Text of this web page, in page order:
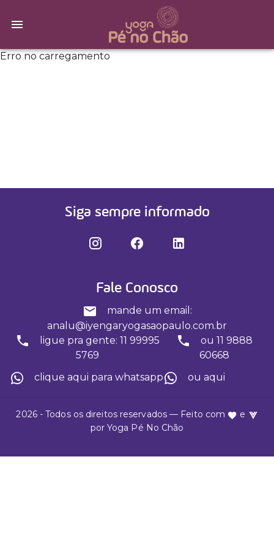
Erro no carregamento
Siga sempre informado
Fale Conosco
mande um email:
analu@iyengaryogasaopaulo.com.br
ligue pra gente: 11 99995
5769
ou 11 9888
60668
clique aqui para whatsapp
ou aqui
2026 - Todos os direitos reservados — Feito com
e
por Yoga Pé No Chão